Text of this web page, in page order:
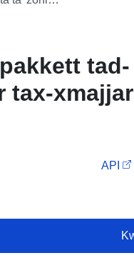
tad-
tax-xmajjar
API